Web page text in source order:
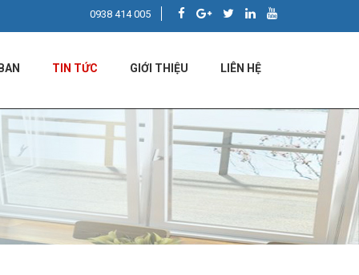
0938 414 005
TIN TỨC GIỚI THIỆU LIÊN HỆ